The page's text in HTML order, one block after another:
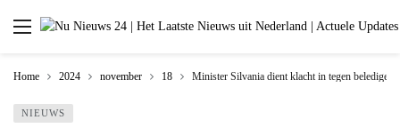
Home 2024 november 18 Minister Silvania dient klacht in tegen
NIEUWS